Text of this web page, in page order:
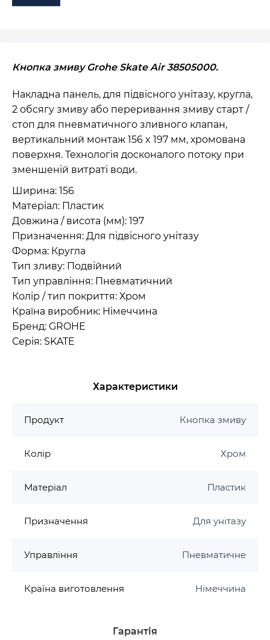
Кнопка змиву Grohe Skate Air 38505000.
Накладна панель, для підвісного унітазу, кругла,
2 обсягу змиву або переривання змиву старт /
стоп для пневматичного зливного клапан,
вертикальний монтаж 156 x 197 мм, хромована
поверхня. Технологія досконалого потоку при
зменшеній витраті води.
Ширина: 156
Матеріал: Пластик
Довжина / висота (мм): 197
Призначення: Для підвісного унітазу
Форма: Кругла
Тип зливу: Подвійний
Тип управління: Пневматичний
Колір / тип покриття: Хром
Країна виробник: Німеччина
Бренд: GROHE
Серія: SKATE
Характеристики
Продукт Кнопка змиву
Колір Хром
Матеріал Пластик
Призначення Для унітазу
Управління Пневматичне
Країна виготовлення Німеччина
Гарантія